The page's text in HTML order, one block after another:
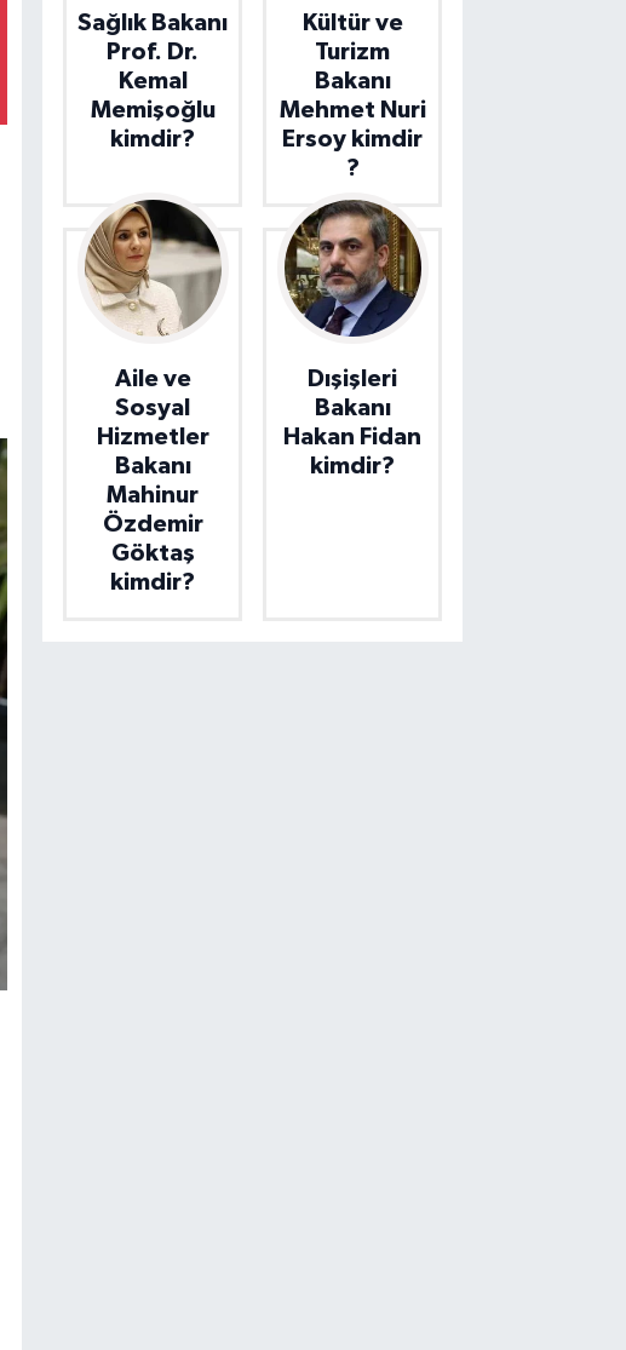
Sağlık Bakanı
Prof. Dr.
Kemal
Memişoğlu
kimdir?
Kültür ve
Turizm
Bakanı
Mehmet Nuri
Ersoy kimdir
?
Aile ve
Sosyal
Hizmetler
Bakanı
Mahinur
Özdemir
Göktaş
kimdir?
Dışişleri
Bakanı
Hakan Fidan
kimdir?